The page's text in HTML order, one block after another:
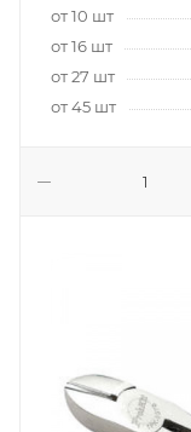
от 10 шт
от 16 шт
от 27 шт
от 45 шт